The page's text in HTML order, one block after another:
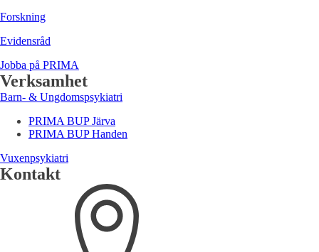
Forskning
Evidensråd
Jobba på PRIMA
Verksamhet
Barn- & Ungdomspsykiatri
PRIMA BUP Järva
PRIMA BUP Handen
Vuxenpsykiatri
Kontakt